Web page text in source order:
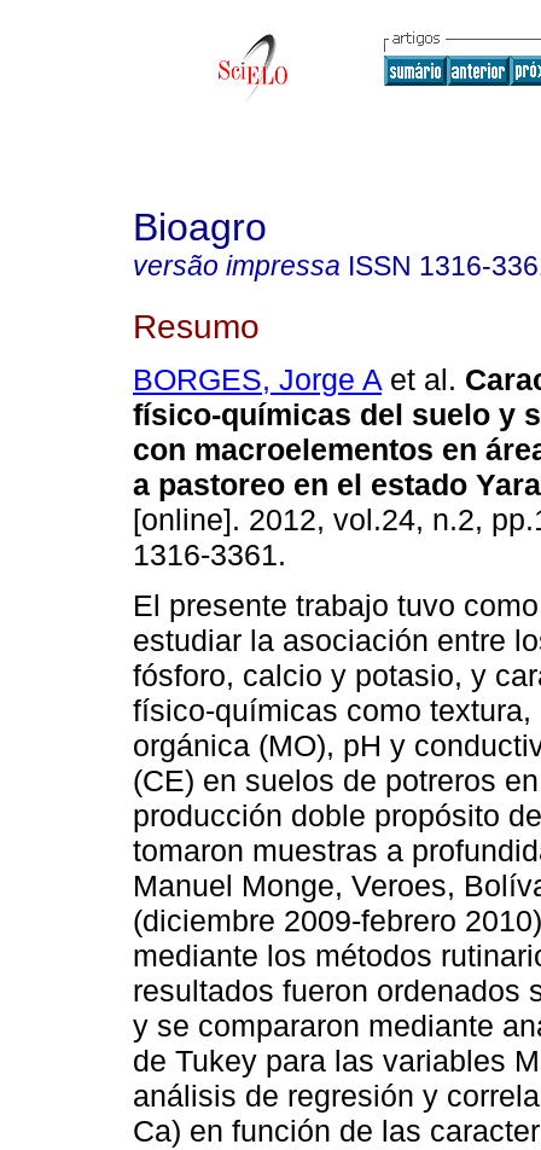
Bioagro
versão impressa ISSN 1316-
Resumo
BORGES, Jorge A et al.
físico-químicas del suelo y
con macroelementos en
a pastoreo en el estado
[online]. 2012, vol.24, n.2,
1316-3361.
El presente trabajo tuvo
estudiar la asociación entre
fósforo, calcio y potasio, y
físico-químicas como textura,
orgánica (MO), pH y
(CE) en suelos de potreros
producción doble propósito
tomaron muestras a
Manuel Monge, Veroes,
(diciembre 2009-febrero
mediante los métodos
resultados fueron ordenados
y se compararon mediante
de Tukey para las variables
análisis de regresión y
Ca) en función de las